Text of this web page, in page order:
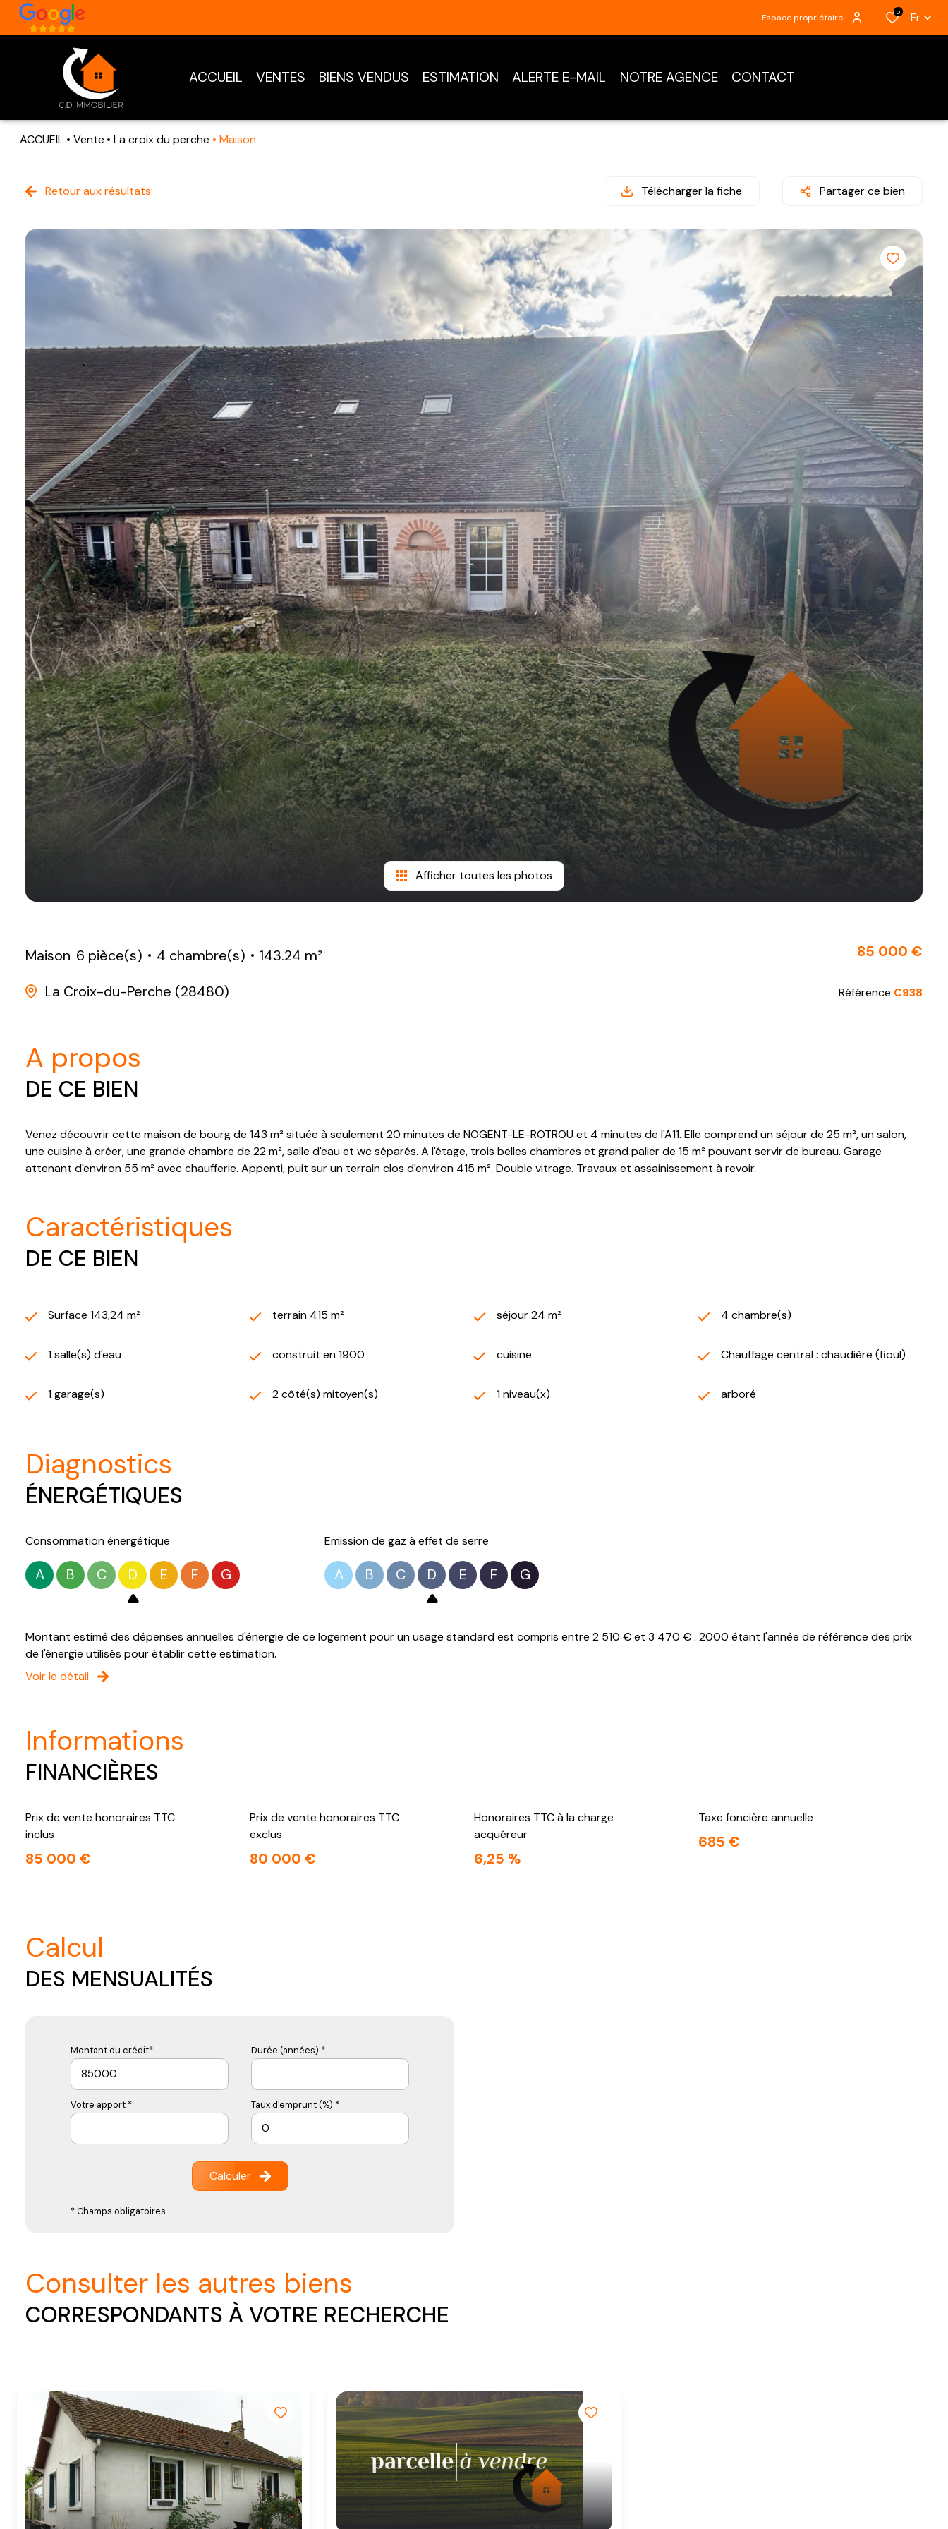
Espace propriétaire
0 Fr
ACCUEIL VENTES BIENS VENDUS ESTIMATION ALERTE E-MAIL NOTRE AGENCE CONTACT
ACCUEIL Vente La croix du perche Maison
Retour aux résultats Télécharger la fiche Partager ce bien
Afficher toutes les photos
Maison 6 pièce(s) 4 chambre(s)
143.24 m²
La Croix-du-Perche (28480)
85 000 €
Référence C938
a propos
DE CE BIEN
Venez découvrir cette maison de bourg de 143 m² située à seulement 20 minutes de NOGENT-LE-ROTROU et 4 minutes de l'A11. Elle comprend un séjour de 25 m², un salon,
une cuisine à créer, une grande chambre de 22 m², salle d'eau et wc séparés. A l'étage, trois belles chambres et grand palier de 15 m² pouvant servir de bureau. Garage
attenant d'environ 55 m² avec chaufferie. Appenti, puit sur un terrain clos d'environ 415 m². Double vitrage. Travaux et assainissement à revoir.
caractéristiques
DE CE BIEN
Surface 143,24 m² terrain 415 m² séjour 24 m² 4 chambre(s)
1 salle(s) d'eau construit en 1900 cuisine Chauffage central : chaudière (fioul)
1 garage(s) 2 côté(s) mitoyen(s) 1 niveau(x) arboré
diagnostics
ÉNERGÉTIQUES
Consommation énergétique
A B C D E F G
Emission de gaz à effet de serre
A B C D E F G
Montant estimé des dépenses annuelles d'énergie de ce logement pour un usage standard est compris entre 2 510 € et 3 470 € . 2000 étant l'année de référence des prix
de l'énergie utilisés pour établir cette estimation.
Voir le détail
informations
FINANCIÈRES
Prix de vente honoraires TTC
inclus
85 000 €
Prix de vente honoraires TTC
exclus
80 000 €
Honoraires TTC à la charge
acquéreur
6,25 %
Taxe foncière annuelle
685 €
calcul
DES MENSUALITÉS
Montant du crédit* Durée (années) *
Votre apport * Taux d'emprunt (%) *
Calculer
* Champs obligatoires
consulter les autres biens
CORRESPONDANTS À VOTRE RECHERCHE